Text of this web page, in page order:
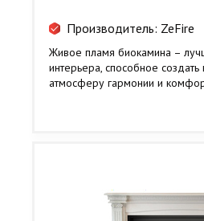
Производитель: ZeFire
Живое пламя биокамина –
интерьера, способное
атмосферу гармонии и